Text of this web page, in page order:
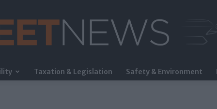
FleetNews
Taxation & Legislation Safety & Environment